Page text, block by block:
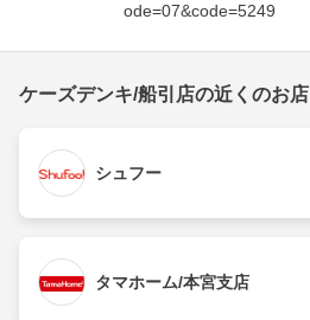
ode=07&code=5249
ケーズデンキ/船引店の近くのお店
シュフー
タマホーム/本宮支店